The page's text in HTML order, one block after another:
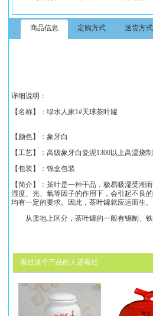
商品信息 定购方式 送货方式
详细说明：
【名称】： 绿水人家1#天球茶叶罐
【颜色】：象牙白
【工艺】：高级象牙白瓷泥1300以上高温烧制
【包装】：锦盒包装
【简介】：茶叶是一种干品，极易吸湿受潮
湿度、光、氧等因子的作用下，会引起不良
均有一定的要求。因此，茶叶罐就应运而生。
从质地上区分，茶叶罐的一般有锡制、铁
看过这个产品的人还看过